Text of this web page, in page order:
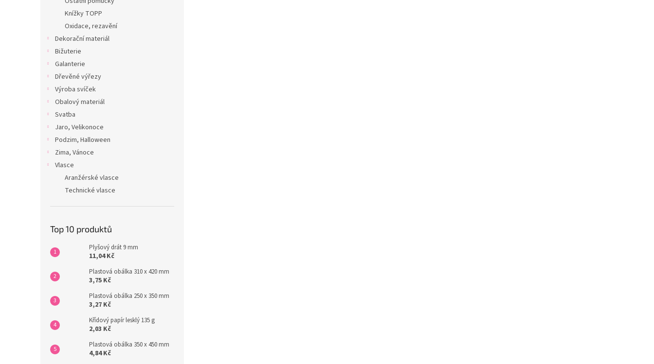
Knížky TOPP
Oxidace, rezavění
Dekorační materiál
Bižuterie
Galanterie
Dřevěné výřezy
Výroba svíček
Obalový materiál
Svatba
Jaro, Velikonoce
Podzim, Halloween
Zima, Vánoce
Vlasce
Aranžérské vlasce
Technické vlasce
Top 10 produktů
Plyšový drát 9 mm
11,04 Kč
Plastová obálka 310 x 420 mm
3,75 Kč
Plastová obálka 250 x 350 mm
3,27 Kč
Křídový papír lesklý 135 g
2,03 Kč
Plastová obálka 350 x 450 mm
4,84 Kč